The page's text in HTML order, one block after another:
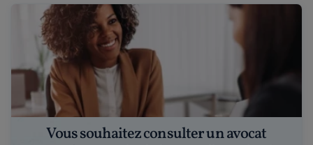
Vous souhaitez consulter un avocat